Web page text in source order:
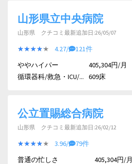
山形県立中央病院
山形県 クチコミ最新追加日:26/05/07
★★★★★
★★★★★ 4.27/
121件
ややハイパー
循環器科/救急・ICU/...
405,304円/月
609床
公立置賜総合病院
山形県 クチコミ最新追加日:26/02/12
★★★★★
★★★★★ 3.96/
79件
普通の忙しさ
405,304円/月